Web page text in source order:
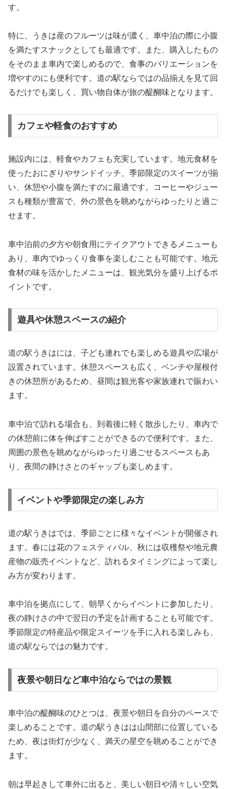
す。
特に、うきは産のフルーツは味が濃く、車中泊の際に小腹
を満たすスナックとしても最適です。また、購入したもの
をそのまま車内で楽しめるので、食事のバリエーションを
増やすのにも便利です。道の駅ならではの品揃えを見て回
るだけでも楽しく、買い物自体が旅の醍醐味となります。
カフェや軽食のおすすめ
施設内には、軽食やカフェも充実しています。地元食材を
使ったおにぎりやサンドイッチ、季節限定のスイーツが揃
い、休憩や小腹を満たすのに最適です。コーヒーやジュー
スも種類が豊富で、外の景色を眺めながらゆったりと過ご
せます。
車中泊前の夕方や朝食用にテイクアウトできるメニューも
あり、車内でゆっくり食事を楽しむことも可能です。地元
食材の味を活かしたメニューは、観光気分を盛り上げるポ
イントです。
遊具や休憩スペースの紹介
道の駅うきはには、子ども連れでも楽しめる遊具や広場が
設置されています。休憩スペースも広く、ベンチや屋根付
きの休憩所があるため、昼間は観光客や家族連れで賑わい
ます。
車中泊で訪れる場合も、到着後に軽く散歩したり、車内で
の休憩前に体を伸ばすことができるので便利です。また、
周囲の景色を眺めながらゆったり過ごせるスペースもあ
り、夜間の静けさとのギャップも楽しめます。
イベントや季節限定の楽しみ方
道の駅うきはでは、季節ごとに様々なイベントが開催され
ます。春には花のフェスティバル、秋には収穫祭や地元農
産物の販売イベントなど、訪れるタイミングによって楽し
み方が変わります。
車中泊を拠点にして、朝早くからイベントに参加したり、
夜の静けさの中で翌日の予定を計画することも可能です。
季節限定の特産品や限定スイーツを手に入れる楽しみも、
道の駅ならではの魅力です。
夜景や朝日など車中泊ならではの景観
車中泊の醍醐味のひとつは、夜景や朝日を自分のペースで
楽しめることです。道の駅うきはは山間部に位置している
ため、夜は街灯が少なく、満天の星空を眺めることができ
ます。
朝は早起きして車外に出ると、美しい朝日や清々しい空気